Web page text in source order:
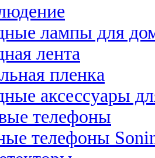
лампы для
лента
пленка
аксессуары
телефоны
телефоны